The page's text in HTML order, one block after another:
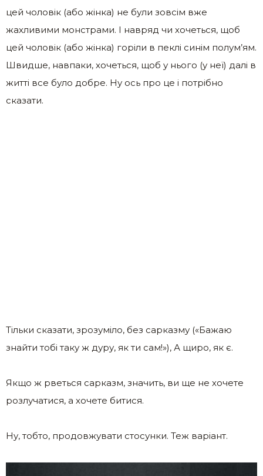
цей чоловік (або жінка) не були зовсім вже
жахливими монстрами. І навряд чи хочеться, щоб
цей чоловік (або жінка) горіли в пеклі синім полум’ям.
Швидше, навпаки, хочеться, щоб у нього (у неї) далі в
житті все було добре. Ну ось про це і потрібно
сказати.
Тільки сказати, зрозуміло, без сарказму («Бажаю
знайти тобі таку ж дуру, як ти сам!»), А щиро, як є.
Якщо ж рветься сарказм, значить, ви ще не хочете
розлучатися, а хочете битися.
Ну, тобто, продовжувати стосунки. Теж варіант.